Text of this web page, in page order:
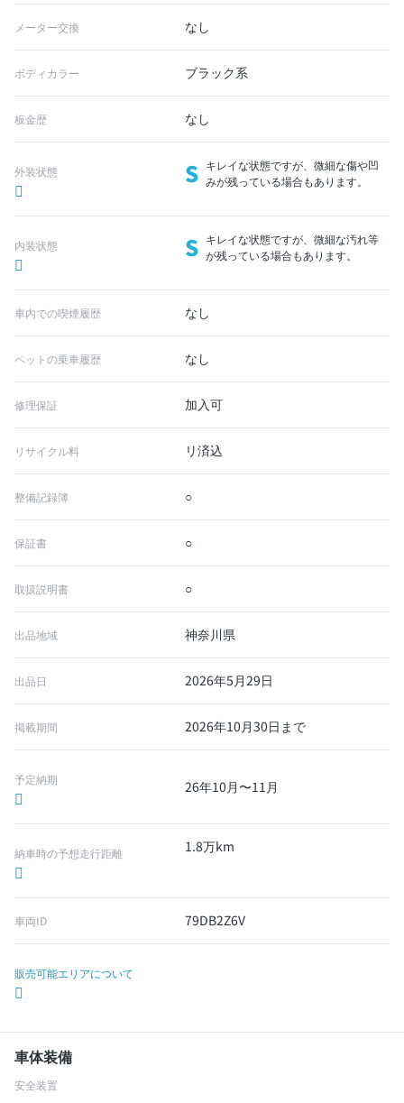
メーター交換 なし
ボディカラー ブラック系
板金歴 なし
外装状態 S キレイな状態ですが、微細な傷や凹
みが残っている場合もあります。
内装状態 S キレイな状態ですが、微細な汚れ等
が残っている場合もあります。
車内での喫煙履歴 なし
ペットの乗車履歴 なし
修理保証 加入可
リサイクル料 リ済込
整備記録簿 ○
保証書 ○
取扱説明書 ○
出品地域 神奈川県
出品日 2026年5月29日
掲載期間 2026年10月30日まで
予定納期 26年10月〜11月
納車時の予想走行距離 1.8万km
車両ID 79DB2Z6V
販売可能エリアについて
車体装備
安全装置